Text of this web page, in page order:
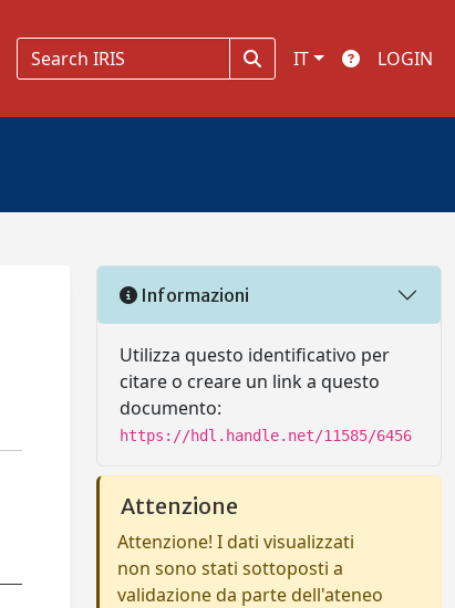
IT LOGIN
Informazioni
Utilizza questo identificativo per
citare o creare un link a questo
documento:
https://hdl.handle.net/11585/6456
Attenzione
Attenzione! I dati visualizzati
non sono stati sottoposti a
validazione da parte dell'ateneo